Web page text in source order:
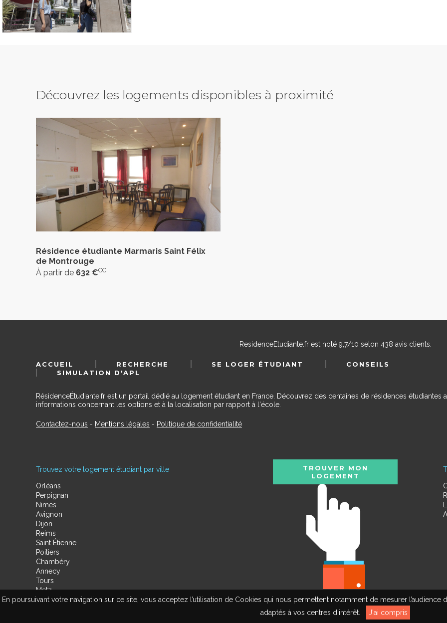
En poursuivant votre navigation sur ce site, vous acceptez l’utilisation de Cookies qui nous permettent notamment de mesurer
adaptés à vos centres d’intérêt.
J'ai compris
Découvrez les logements disponibles à proximité
Résidence étudiante Marmaris Saint Félix
de Montrouge
À partir de 632 €CC
ResidenceEtudiante.frest noté 9,7/10 selon 438 avis clients.
ACCUEIL RECHERCHE SE LOGER ÉTUDIANT
CONSEILS
SIMULATION D'APL
RésidenceÉtudiante.fr est un portail dédié au logement étudiant en France. Découvrez des centaines de résidences étudiantes
informations concernant les options et à la localisation par rapport à l'école.
Contactez-nous - Mentions légales - Politique de confidentialité
Trouvez votre logement étudiant par ville
Orléans
Perpignan
Nimes
Avignon
Dijon
Reims
Saint Étienne
Poitiers
Chambéry
Annecy
Tours
Metz
Amiens
TROUVER MON
LOGEMENT